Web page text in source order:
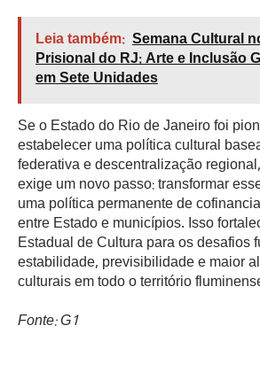
Leia também: Semana Cultural
Prisional do RJ: Arte e Inclusão
em Sete Unidades
Se o Estado do Rio de Janeiro foi
estabelecer uma política cultural
federativa e descentralização
exige um novo passo: transformar
uma política permanente de
entre Estado e municípios. Isso
Estadual de Cultura para os desafios
estabilidade, previsibilidade e maior
culturais em todo o território
Fonte: G1